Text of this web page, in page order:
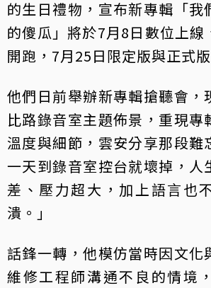
的生日禮物，宣布新專輯「我
的傻瓜」將於7月8日數位上線
開跑，7月25日限定版與正式
他們日前舉辦新專輯搶聽會，
比路錄音室主題佈景，重現專
溫度與細節，雲安分享那段難
一天到錄音室控台就壞掉，人
差、壓力超大，加上語言也
潰。」
話鋒一轉，他模仿當時因文化
維修工程師溝通不良的情境